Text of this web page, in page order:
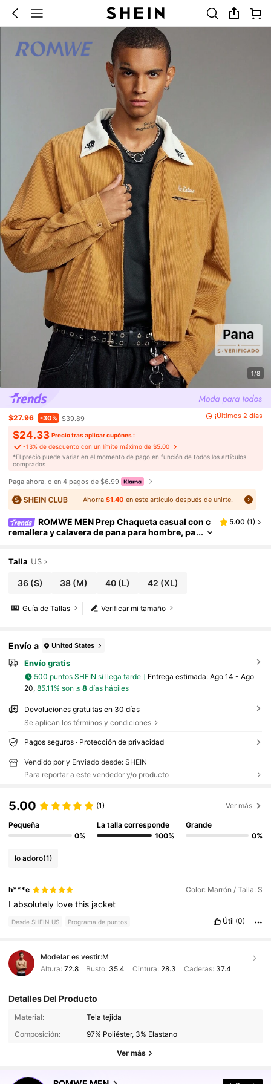
1/8
$27.96 -30% $39.89 ¡Últimos 2 días
$24.33 Precio tras aplicar cupónes :
-13% de descuento con un límite máximo de $5.00
​*El precio puede variar en el momento de pago en función de todos los artículos
comprados
Paga ahora, o en 4 pagos de $6.99
Ahorra $1.40 en este artículo después de unirte.
ROMWE MEN Prep Chaqueta casual con c
remallera y calavera de pana para hombre, pa
5.00 (1)
Talla US
36(S) 38 (M) 40(L) 42 (XL)
Verificar mi tamaño
Guía de Tallas
Envío a United States
Envío gratis
500 puntos SHEIN si llega tarde Entrega estimada: Ago 14 - Ago
20, 85.11% son ≤ 8días hábiles
Devoluciones gratuitas en 30 días
Se aplican los términos y condiciones
Pagos seguros · Protección de privacidad
Vendido por y Enviado desde: SHEIN
Para reportar a este vendedor y/o producto
5.00 (1) Ver más
Pequeña
0%
La talla corresponde
100%
Grande
0%
lo adoro(1)
h***e Color: Marrón / Talla: S
Iabsolutely lovethis jacket
Desde SHEIN US Programa de puntos Útil (0)
Modelar es vestir:M
Altura: 72.8 Busto: 35.4 Cintura: 28.3 Caderas: 37.4
Detalles Del Producto
Material:
Tela tejida
Composición:
97% Poliéster, 3% Elastano
Ver más
669K Seguidores